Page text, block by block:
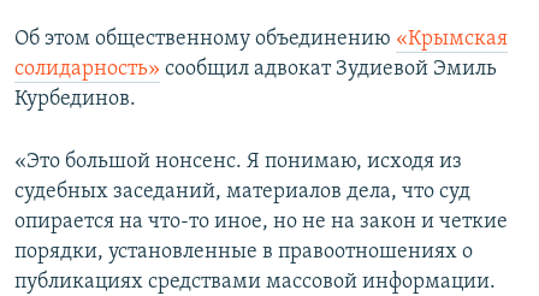
Об этом общественному объединению «Крымская
солидарность» сообщил адвокат Зудиевой Эмиль
Курбединов.
«Это большой нонсенс. Я понимаю, исходя из
судебных заседаний, материалов дела, что суд
опирается на что-то иное, но не на закон и четкие
порядки, установленные в правоотношениях о
публикациях средствами массовой информации.